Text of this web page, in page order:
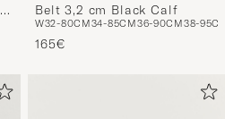
Belt 3,2 cm Black Calf
W32-80CM34-85CM36-90CM38-
165€